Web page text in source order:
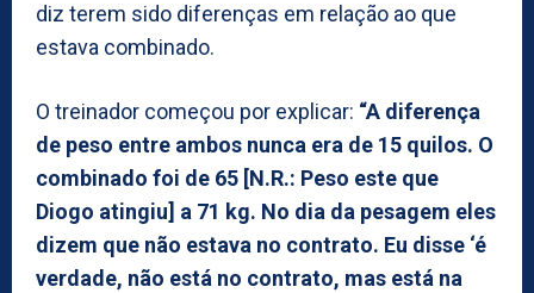
diz terem sido diferenças em relação ao que
estava combinado.
O treinador começou por explicar: “A diferença
de peso entre ambos nunca era de 15 quilos. O
combinado foi de 65 [N.R.: Peso este que
Diogo atingiu] a 71 kg. No dia da pesagem eles
dizem que não estava no contrato. Eu disse ‘é
verdade, não está no contrato, mas está na